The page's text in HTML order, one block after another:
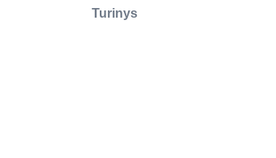
Turinys